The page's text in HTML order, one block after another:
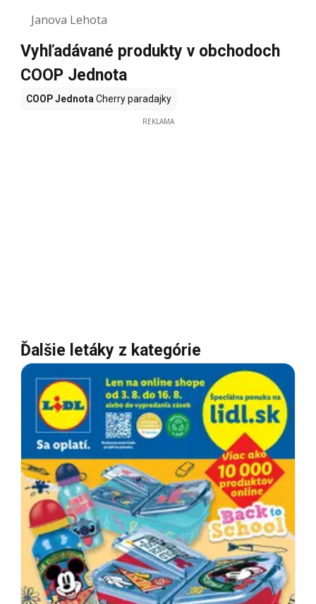
Janova Lehota
Vyhľadávané produkty v obchodoch
COOP Jednota
COOP Jednota Cherry paradajky
REKLAMA
Ďalšie letáky z kategórie